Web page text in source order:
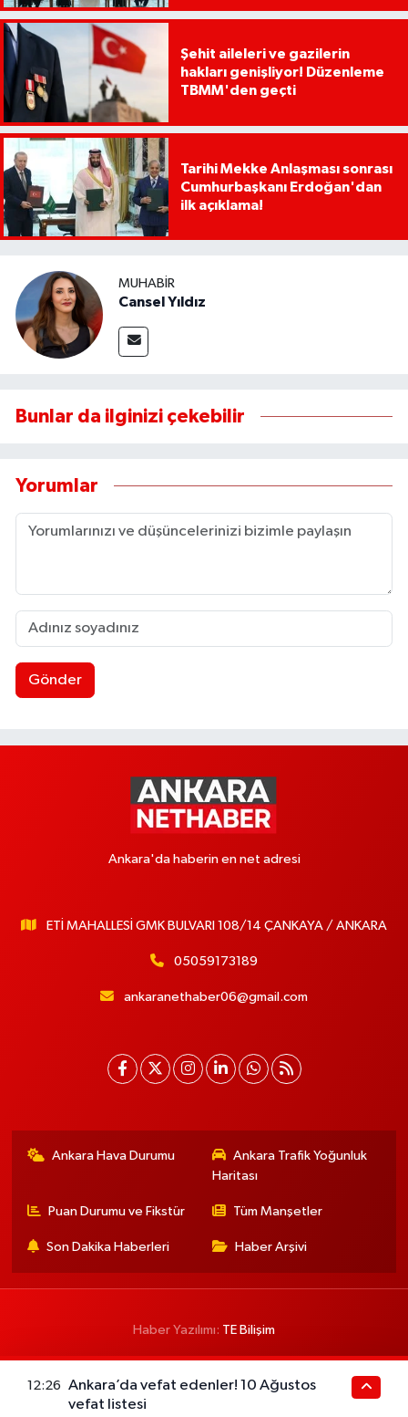
Şehit aileleri ve gazilerin
hakları genişliyor! Düzenleme
TBMM'den geçti
Tarihi Mekke Anlaşması sonrası
Cumhurbaşkanı Erdoğan'dan
ilk açıklama!
MUHABIR
Cansel Yıldız
Bunlar da ilginizi çekebilir
Yorumlar
Gönder
Ankara'da haberin en net adresi
ETİ MAHALLESİ GMK BULVARI 108/14 ÇANKAYA / ANKARA
05059173189
ankaranethaber06@gmail.com
Ankara Hava Durumu
Ankara Trafik Yoğunluk
Haritası
Puan Durumu ve Fikstür Tüm Manşetler
Son Dakika Haberleri Haber Arşivi
Haber Yazılımı: TE Bilişim
12:26
Ankara’da vefat edenler! 10 Ağustos
vefat listesi